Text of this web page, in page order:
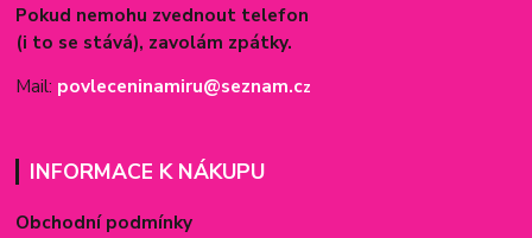
Pokud nemohu zvednout telefon
(i to se stává), zavolám zpátky.
Mail: povleceninamiru@seznam.cz
INFORMACE K NÁKUPU
Obchodní podmínky